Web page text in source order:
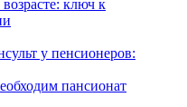
ключ к
у пенсионеров:
пансионат